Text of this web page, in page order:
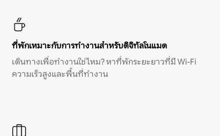
ที่พักเหมาะกับการทำงานสำหรับดิจิทัลโนแมด
เดินทางเพื่อทำงานใช่ไหม? หาที่พักระยะยาวที่มี Wi-Fi
ความเร็วสูงและพื้นที่ทำงาน